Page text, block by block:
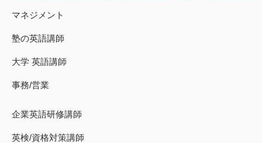
マネジメント
塾の英語講師
大学 英語講師
事務/営業
企業英語研修講師
英検/資格対策講師